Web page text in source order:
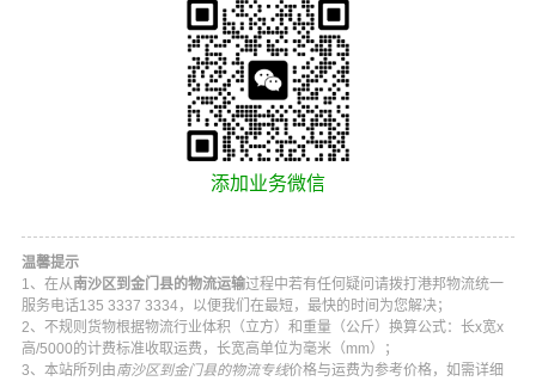
添加业务微信
温馨提示
1、在从南沙区到金门县的物流运输过程中若有任何疑问请拨打 港邦物流统一
服务电话135 3337 3334，以便我们在最短，最快的时间为您解决；
2、不规则货物根据物流行业体积（立方）和重量（公斤）换算公式：长x宽x
高/5000的计费标准收取运费，长宽高单位为毫米（mm）；
3、本站所列由南沙区到金门县的物流专线价格与运费为参考价格，如需详细